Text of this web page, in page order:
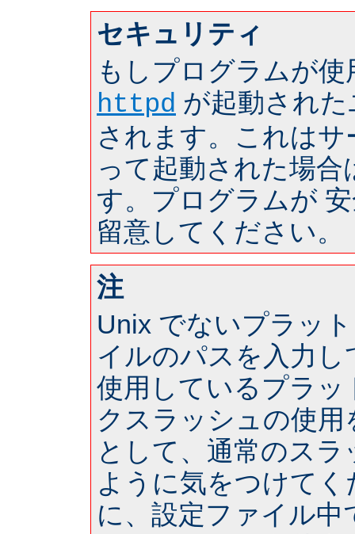
セキュリティ
もしプログラムが
httpd が起動され
されます。これは
って起動された場合
す。プログラムが
留意してください。
注
Unix でないプラッ
イルのパスを入力
使用しているプラ
クスラッシュの使
として、通常のス
ように気をつけて
に、設定ファイル